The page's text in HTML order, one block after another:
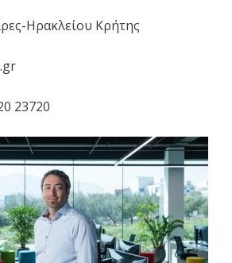
Ηρακλείου Κρήτης
23720